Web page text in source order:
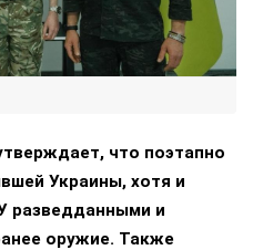
что поэтапно
Украины, хотя и
разведданными и
оружие. Также